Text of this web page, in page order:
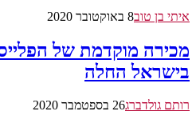
איתי בן טוב8 באוקטובר 2020
בישראל החלה
רותם גולדברג26 בספטמבר 2020